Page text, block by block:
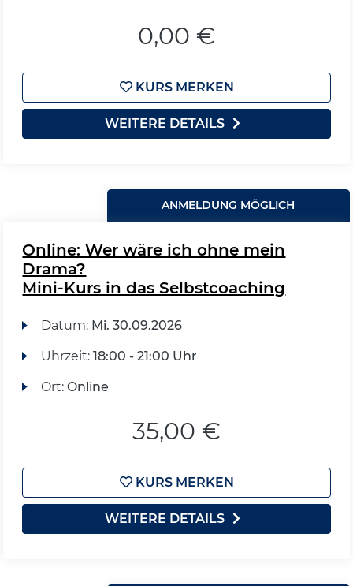
0,00 €
KURS MERKEN
WEITERE DETAILS
ANMELDUNG MÖGLICH
Online: Wer wäre ich ohne mein
Drama?
Mini-Kurs in das Selbstcoaching
Datum: Mi. 30.09.2026
Uhrzeit: 18:00 - 21:00 Uhr
Ort: Online
35,00 €
KURS MERKEN
WEITERE DETAILS